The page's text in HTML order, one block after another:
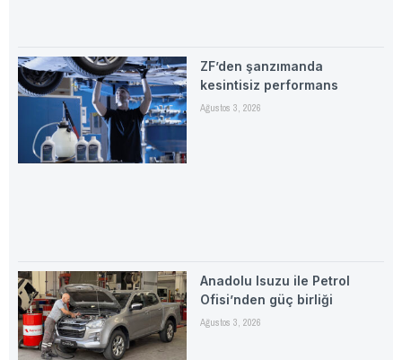
ZF’den şanzımanda
kesintisiz performans
Ağustos 3, 2026
Anadolu Isuzu ile Petrol
Ofisi’nden güç birliği
Ağustos 3, 2026